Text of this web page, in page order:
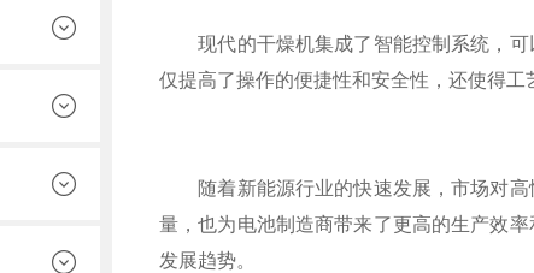
现代的干燥机集成了智能控制系统，可
仅提高了操作的便捷性和安全性，还使得工
随着新能源行业的快速发展，市场对高
量，也为电池制造商带来了更高的生产效
发展趋势。